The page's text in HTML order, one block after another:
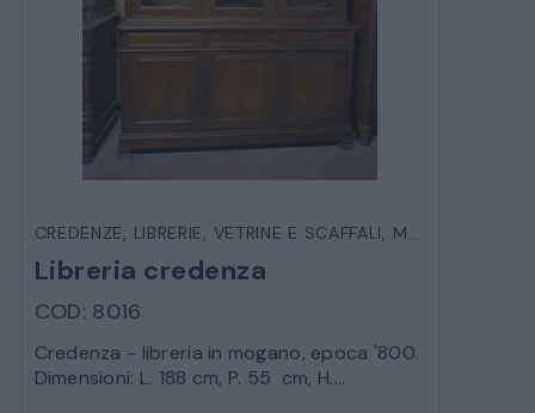
CREDENZE, LIBRERIE, VETRINE E SCAFFALI, MOBILI
Libreria credenza
COD: 8016
Credenza - libreria in mogano, epoca '800.
Dimensioni: L. 188 cm, P. 55 cm, H....